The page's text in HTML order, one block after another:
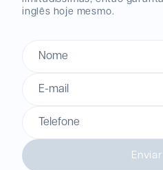
inglês hoje mesmo.
Nome
E-mail
Telefone
Enviar